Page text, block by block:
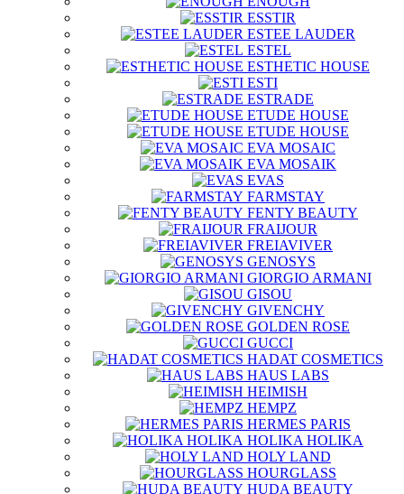
ESSTIR
ESTEE LAUDER
ESTEL
ESTHETIC HOUSE
ESTI
ESTRADE
ETUDE HOUSE
ETUDE HOUSE
EVA MOSAIC
EVA MOSAIK
EVAS
FARMSTAY
FENTY BEAUTY
FRAIJOUR
FREIAVIVER
GENOSYS
GIORGIO ARMANI
GISOU
GIVENCHY
GOLDEN ROSE
GUCCI
HADAT COSMETICS
HAUS LABS
HEIMISH
HEMPZ
HERMES PARIS
HOLIKA HOLIKA
HOLY LAND
HOURGLASS
HUDA BEAUTY